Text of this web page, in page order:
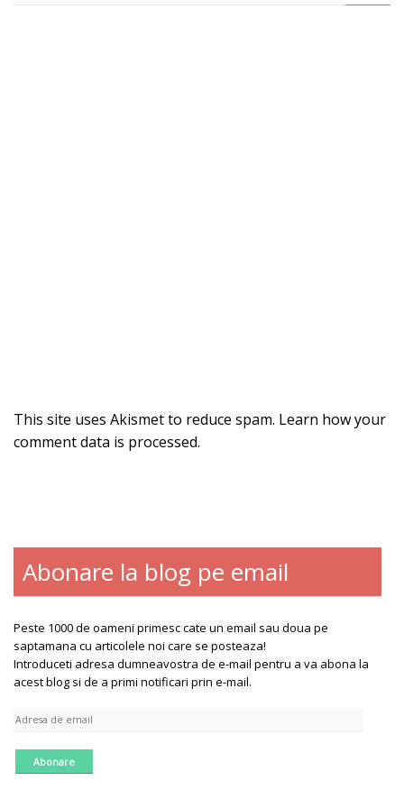
This site uses Akismet to reduce spam. Learn how your
comment data is processed.
Abonare la blog pe email
Peste 1000 de oameni primesc cate un email sau doua pe
saptamana cu articolele noi care se posteaza!
Introduceti adresa dumneavostra de e-mail pentru a va abona la
acest blog si de a primi notificari prin e-mail.
A
r
e